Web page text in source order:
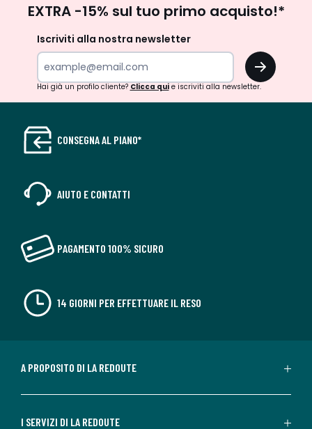
newsletter
EXTRA -15% sul tuo primo acquisto!*
Iscriviti alla nostra newsletter
OK
Hai già un profilo cliente?Clicca quie iscriviti alla newsletter.
CONSEGNA AL PIANO*
AIUTO E CONTATTI
PAGAMENTO 100% SICURO
14 GIORNI PER EFFETTUARE IL RESO
A PROPOSITO DI LA REDOUTE
I SERVIZI DI LA REDOUTE